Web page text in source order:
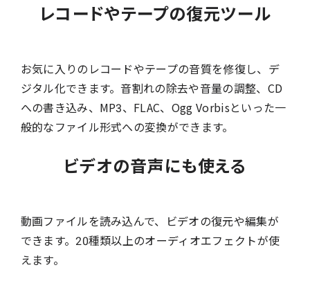
レコードやテープの復元ツール
お気に入りのレコードやテープの音質を修復し、デ
ジタル化できます。音割れの除去や音量の調整、CD
への書き込み、MP3、FLAC、Ogg Vorbisといった一
般的なファイル形式への変換ができます。
ビデオの音声にも使える
動画ファイルを読み込んで、ビデオの復元や編集が
できます。20種類以上のオーディオエフェクトが使
えます。